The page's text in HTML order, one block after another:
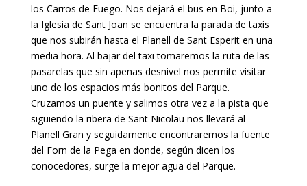
los Carros de Fuego. Nos dejará el bus en Boi, junto a
la Iglesia de Sant Joan se encuentra la parada de taxis
que nos subirán hasta el Planell de Sant Esperit en una
media hora. Al bajar del taxi tomaremos la ruta de las
pasarelas que sin apenas desnivel nos permite visitar
uno de los espacios más bonitos del Parque.
Cruzamos un puente y salimos otra vez a la pista que
siguiendo la ribera de Sant Nicolau nos llevará al
Planell Gran y seguidamente encontraremos la fuente
del Forn de la Pega en donde, según dicen los
conocedores, surge la mejor agua del Parque.